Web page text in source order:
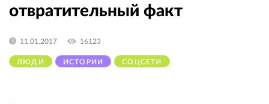
отвратительный факт
ЛЮДИ ИСТОРИИ СОЦСЕТИ
11.01.2017 16123